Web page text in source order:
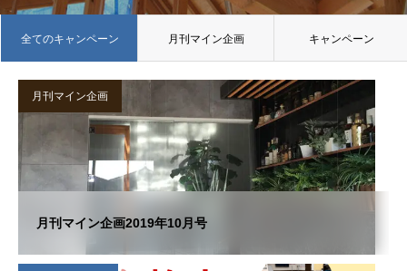
全てのキャンペーン 月刊マイン企画 キャンペーン
月刊マイン企画
月刊マイン企画2019年10月号